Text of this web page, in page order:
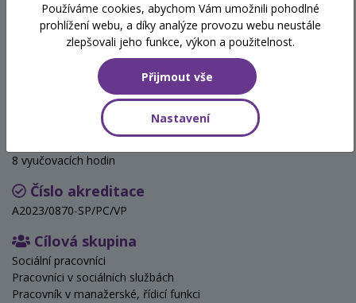
PR a marketing pro
poskytovatele sociálních
Hodinová dotace
8 vyučovacích hodin
Číslo akreditace
A2023/0870-SP/PC/VP
Cílová skupina
Sociální pracovníci
Pracovníci v sociálních službách
Pracovník v manažerské, řídicí funkci
Používáme cookies, abychom Vám umožnili pohodlné
prohlížení webu, a díky analýze provozu webu neustále
zlepšovali jeho funkce, výkon a použitelnost.
Přijmout vše
Nastavení